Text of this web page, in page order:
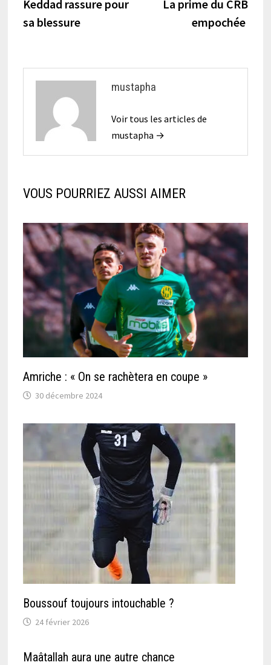
de
Keddad rassure pour
sa blessure
La prime du CRB
empochée
mustapha
Voir tous les articles de
mustapha →
VOUS POURRIEZ AUSSI AIMER
Amriche : « On se rachètera en coupe »
30 décembre 2024
Boussouf toujours intouchable ?
24 février 2026
Maâtallah aura une autre chance